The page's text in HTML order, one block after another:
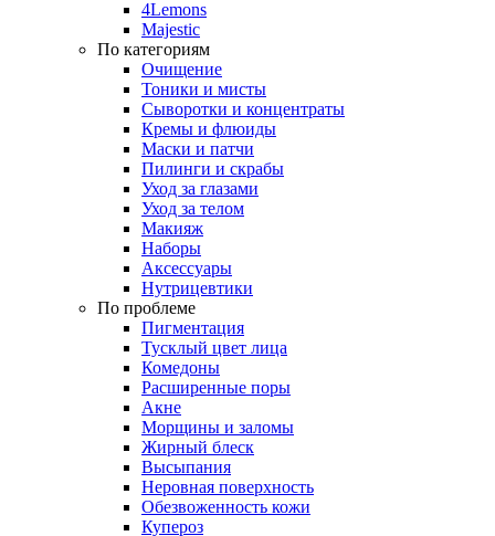
4Lemons
Majestic
По категориям
Очищение
Тоники и мисты
Сыворотки и концентраты
Кремы и флюиды
Маски и патчи
Пилинги и скрабы
Уход за глазами
Уход за телом
Макияж
Наборы
Аксессуары
Нутрицевтики
По проблеме
Пигментация
Тусклый цвет лица
Комедоны
Расширенные поры
Акне
Морщины и заломы
Жирный блеск
Высыпания
Неровная поверхность
Обезвоженность кожи
Купероз